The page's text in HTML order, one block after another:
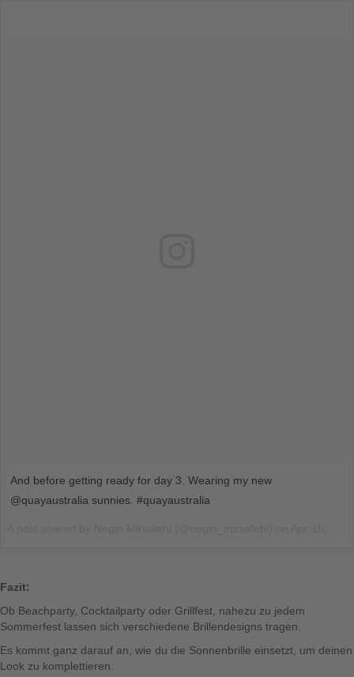
And before getting ready for day 3. Wearing my new
@quayaustralia sunnies. #quayaustralia
Fazit:
Ob Beachparty, Cocktailparty oder Grillfest, nahezu zu jedem
Sommerfest lassen sich verschiedene Brillendesigns tragen.
Es kommt ganz darauf an, wie du die Sonnenbrille einsetzt, um deinen
Look zu komplettieren.